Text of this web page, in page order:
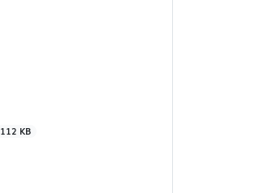
112 KB